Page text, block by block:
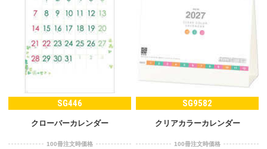
SG446
クローバーカレンダー
100冊注文時価格
SG9582
クリアカラーカレンダー
100冊注文時価格